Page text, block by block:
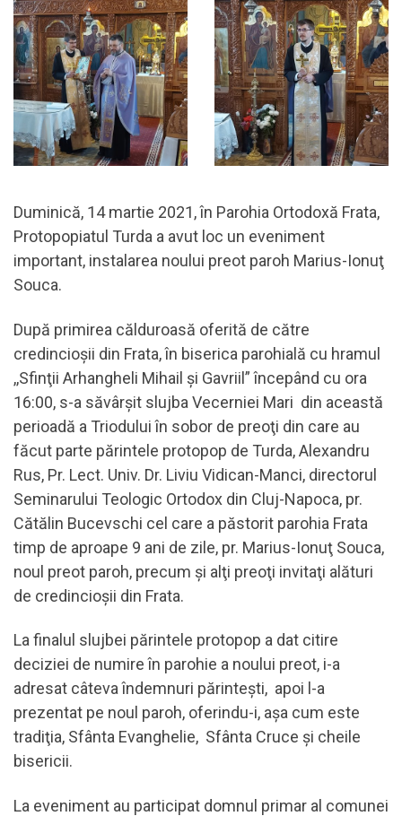
Duminică, 14 martie 2021, în Parohia Ortodoxă Frata,
Protopopiatul Turda a avut loc un eveniment
important, instalarea noului preot paroh Marius-Ionuţ
Souca.
După primirea călduroasă oferită de către
credincioşii din Frata, în biserica parohială cu hramul
,,Sfinţii Arhangheli Mihail şi Gavriil” începând cu ora
16:00, s-a săvârşit slujba Vecerniei Mari din această
perioadă a Triodului în sobor de preoţi din care au
făcut parte părintele protopop de Turda, Alexandru
Rus, Pr. Lect. Univ. Dr. Liviu Vidican-Manci, directorul
Seminarului Teologic Ortodox din Cluj-Napoca, pr.
Cătălin Bucevschi cel care a păstorit parohia Frata
timp de aproape 9 ani de zile, pr. Marius-Ionuţ Souca,
noul preot paroh, precum şi alţi preoţi invitaţi alături
de credincioşii din Frata.
La finalul slujbei părintele protopop a dat citire
deciziei de numire în parohie a noului preot, i-a
adresat câteva îndemnuri părinteşti, apoi l-a
prezentat pe noul paroh, oferindu-i, aşa cum este
tradiţia, Sfânta Evanghelie, Sfânta Cruce şi cheile
bisericii.
La eveniment au participat domnul primar al comunei